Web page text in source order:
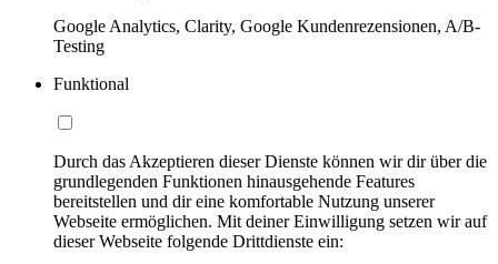
Google Analytics, Clarity, Google Kundenrezensionen, A/B-
Testing
Funktional
Durch das Akzeptieren dieser Dienste können wir dir über die
grundlegenden Funktionen hinausgehende Features
bereitstellen und dir eine komfortable Nutzung unserer
Webseite ermöglichen. Mit deiner Einwilligung setzen wir auf
dieser Webseite folgende Drittdienste ein: